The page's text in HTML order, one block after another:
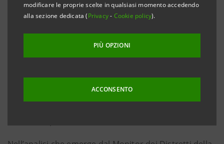
modificare le proprie scelte in qualsiasi momento accedendo
alla sezione dedicata (Privacy- Cookie policy).
PIÙ OPZIONI
ACCONSENTO
Pistoia, Lucca, Massa Carrara, 20 gennaio 2016
terzo trimestre 2015 le esportazioni dei distretti
industriali toscani seguono una dinamica positiva
(+4,1%), pur sperimentando un rallentamento
rispetto al trimestre precedente, che li porta a
raggiungere un livello di export pari a 3,2 miliardi di